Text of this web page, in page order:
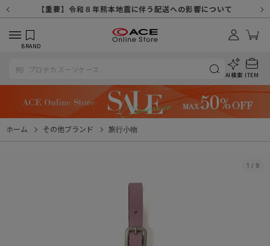
【重要】8/11（火・祝）休業及び配送スケジュールについて
【重要】令和８年熊本地震に伴う配送への影響について
【重要】納品書・領収書ペーパーレス化（電子化）のお知らせ
【重要】天候不良や交通状況・物量増等に伴う配送への影響について
【重要】悪質な詐欺サイトにご注意ください
【重要】各種メールが届かない場合に関しまして
【重要】お問い合わせのご対応に関しまして
【重要】SNSのなりすまし詐欺にご注意ください
BRAND
AI検索 ITEM
ホーム その他ブランド 旅行小物
1 / 9